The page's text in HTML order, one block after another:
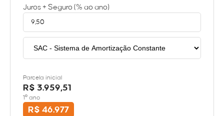
Juros + Seguro (% ao ano)
Parcela inicial
R$ 3.959,51
1º ano
R$ 46.977